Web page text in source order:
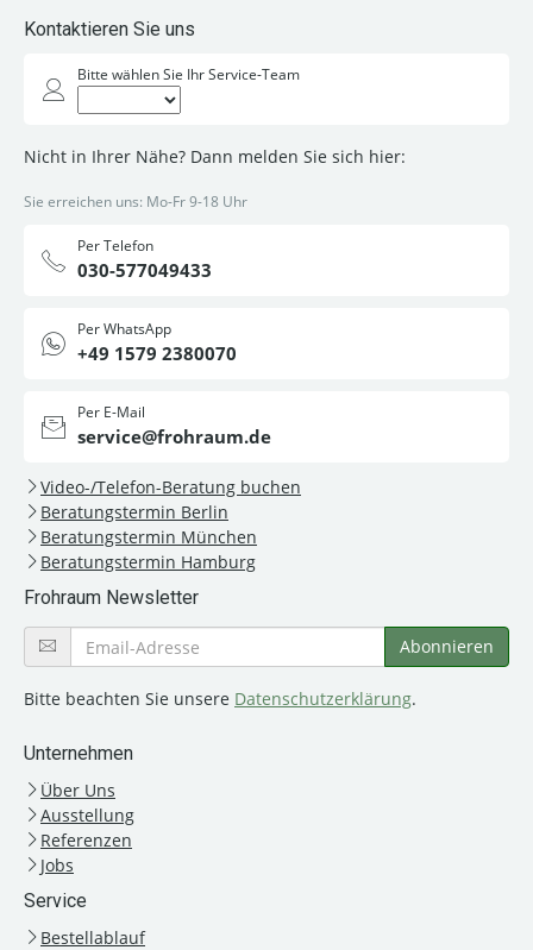
Kontaktieren Sie uns
Bitte wählen Sie Ihr Service-Team
Nicht in Ihrer Nähe? Dann melden Sie sich hier:
Sie erreichen uns: Mo-Fr 9-18 Uhr
Per Telefon
030-577049433
Per WhatsApp
+49 1579 2380070
Per E-Mail
service@frohraum.de
Video-/Telefon-Beratung buchen
Beratungstermin Berlin
Beratungstermin München
Beratungstermin Hamburg
Frohraum Newsletter
Bitte beachten Sie unsere Datenschutzerklärung.
Unternehmen
Über Uns
Ausstellung
Referenzen
Jobs
Service
Bestellablauf